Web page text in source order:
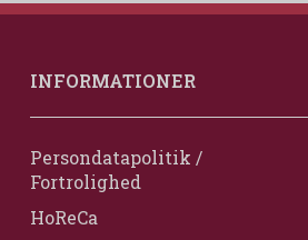
INFORMATIONER
Persondatapolitik /
Fortrolighed
HoReCa